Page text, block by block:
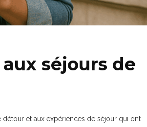
séjours de
détour et aux expériences de séjour qui ont